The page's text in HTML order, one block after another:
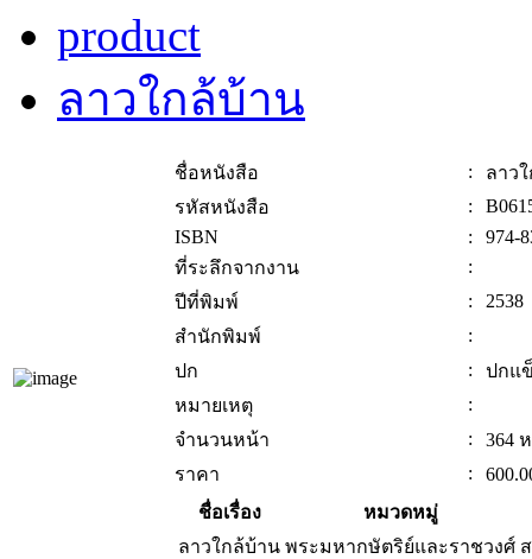
product
ลาวใกล้บ้าน
ชื่อหนังสือ :
ลาว
รหัสหนังสือ
:
ISBN
:
974-
ที่ระลึกจากงาน
:
ปีที่พิมพ์
:
2538
สำนักพิมพ์
:
ปก
:
ปกแ
หมายเหตุ
:
จำนวนหน้า
:
364
ราคา
:
ชื่อเรื่อง
หมวดหมู่
ลาวใกล้บ้าน พระมหากษัตริย์และราชวงศ์